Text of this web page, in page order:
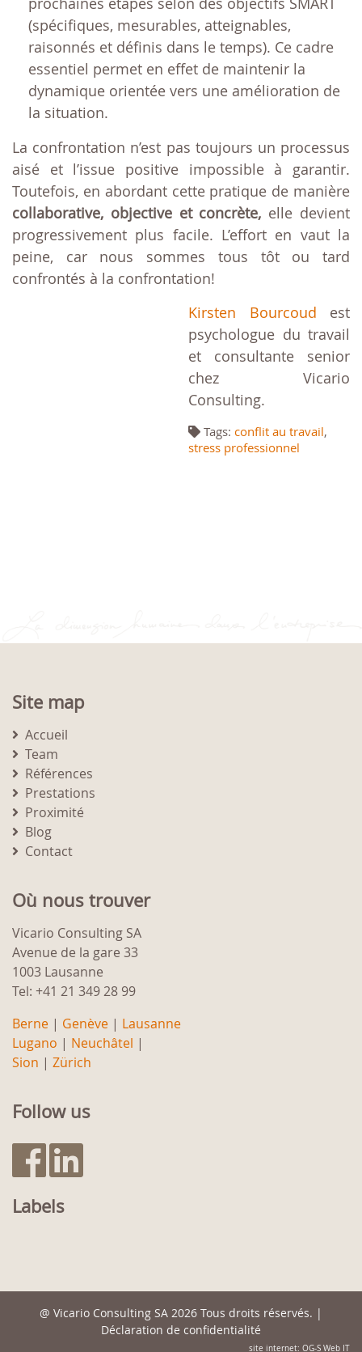
(spécifiques, mesurables, atteignables,
raisonnés et définis dans le temps). Ce cadre
essentiel permet en effet de maintenir la
dynamique orientée vers une amélioration de
la situation.
La confrontation n’est pas toujours un processus
aisé et l’issue positive impossible à garantir.
Toutefois, en abordant cette pratique de manière
collaborative, objective et concrète, elle devient
progressivement plus facile. L’effort en vaut la
peine, car nous sommes tous tôt ou tard
confrontés à la confrontation!
Kirsten Bourcoud est
psychologue du travail
et consultante senior
chez Vicario
Consulting.
Tags: conflit au travail,
stress professionnel
Site map
Accueil
Team
Références
Prestations
Proximité
Blog
Contact
Où nous trouver
Vicario Consulting SA
Avenue de la gare 33
1003 Lausanne
Tel: +41 21 349 28 99
Berne | Genève | Lausanne
Lugano | Neuchâtel |
Sion | Zürich
Follow us
Labels
@ Vicario Consulting SA 2026 Tous droits réservés. |
Déclaration de confidentialité
site internet: OG-S Web IT